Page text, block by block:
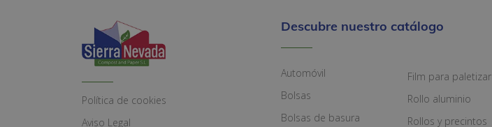
Política de cookies
Aviso Legal
Descubre nuestro catálogo
Automóvil
Bolsas
Bolsas de basura
Film para paletizar
Rollo aluminio
Rollos y precintos